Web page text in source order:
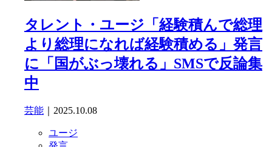
タレント・ユージ「経験積んで総理
より総理になれば経験積める」発言
に「国がぶっ壊れる」SMSで反論集
中
芸能 ｜2025.10.08
ユージ